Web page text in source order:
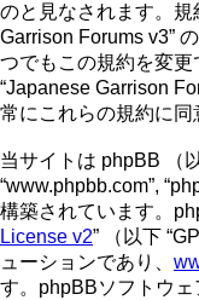
のと見なされます。規
Garrison Forums v3”
つでもこの規約を変
“Japanese Garrison
常にこれらの規約に同
当サイトは phpBB （
“www.phpbb.com”,
構築されています。
License v2” （以下
ューションであり、
す。phpBBソフトウェ